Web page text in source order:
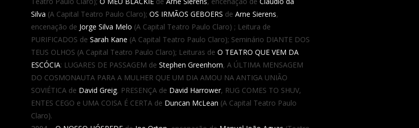
Silva (A Capital Teatro Paulo Claro); OS IRMÃOS GEBOERS de Arne Sierens,
encenação de Jorge Silva Melo (A Capital Teatro Paulo Claro) ; Leitura de
PURIFICADOS de Sarah Kane (A Capital Teatro Paulo Claro); Seminário DIANTE DOS
TEUS OLHOS (A Capital Teatro Paulo Claro); Leituras de O TEATRO QUE VEM DA
ESCÓCIA: LUGARES DE PASSAGEM de Stephen Greenhorn, A ÚLTIMA MENSAGEM
DO COSMONAUTA PARA A MULHER QUE UM DIA AMOU NA ANTIGA UNIÃO
SOVIÉTICA de David Greig, PRESENÇA de David Harrower, RUG COMES TO SHUV,
ENTES CEGO e UMA COISA É CERTA de Duncan McLean (A Capital Teatro Paulo
Claro).